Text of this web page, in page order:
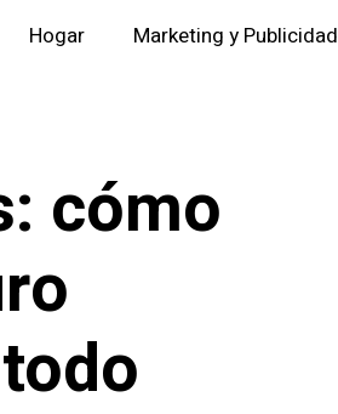
Hogar Marketing y Publicidad
cómo